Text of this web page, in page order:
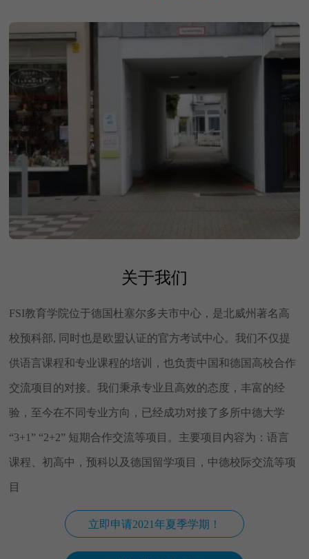
关于我们
FSI教育学院位于德国杜塞尔多夫市中心，是北威州著名高
校预科部, 同时也是欧盟认证的官方考试中心。我们不仅提
供语言课程和专业课程的培训，也负责中国和德国高校合作
交流项目的对接。我们秉承专业且高效的态度，丰富的经
验，至今在不同专业方向，已经成功对接了多所中德大学
“3+1” “2+2” 短期合作交流等项目。主要项目内容为：语言
课程、初高中，预科以及德国留学项目，中德校际交流等项
目
立即申请2021年夏季学期！